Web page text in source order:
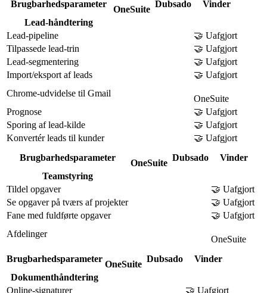
Brugbarhedsparameter
OneSuite
Dubsado
Vinder
Lead-håndtering
Lead-pipeline
🤝 Uafgjort
Tilpassede lead-trin
🤝 Uafgjort
Lead-segmentering
🤝 Uafgjort
Import/eksport af leads
🤝 Uafgjort
Chrome-udvidelse til Gmail
OneSuite
Prognose
🤝 Uafgjort
Sporing af lead-kilde
🤝 Uafgjort
Konvertér leads til kunder
🤝 Uafgjort
Brugbarhedsparameter
OneSuite
Dubsado
Vinder
Teamstyring
Tildel opgaver
🤝 Uafgjort
Se opgaver på tværs af projekter
🤝 Uafgjort
Fane med fuldførte opgaver
🤝 Uafgjort
Afdelinger
OneSuite
Brugbarhedsparameter
OneSuite
Dubsado
Vinder
Dokumenthåndtering
Online-signaturer
🤝 Uafgjort